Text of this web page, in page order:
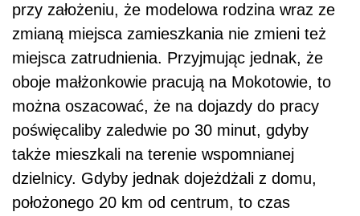
przy założeniu, że modelowa rodzina wraz ze
zmianą miejsca zamieszkania nie zmieni też
miejsca zatrudnienia. Przyjmując jednak, że
oboje małżonkowie pracują na Mokotowie, to
można oszacować, że na dojazdy do pracy
poświęcaliby zaledwie po 30 minut, gdyby
także mieszkali na terenie wspomnianej
dzielnicy. Gdyby jednak dojeżdżali z domu,
położonego 20 km od centrum, to czas